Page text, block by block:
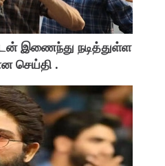
இணைந்து நடித்துள்ள
செய்தி .